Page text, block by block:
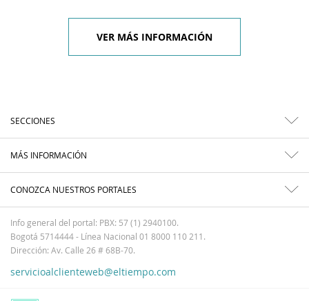
VER MÁS INFORMACIÓN
SECCIONES
MÁS INFORMACIÓN
CONOZCA NUESTROS PORTALES
Info general del portal: PBX: 57 (1) 2940100.
Bogotá 5714444 - Línea Nacional 01 8000 110 211.
Dirección: Av. Calle 26 # 68B-70.
servicioalclienteweb@eltiempo.com